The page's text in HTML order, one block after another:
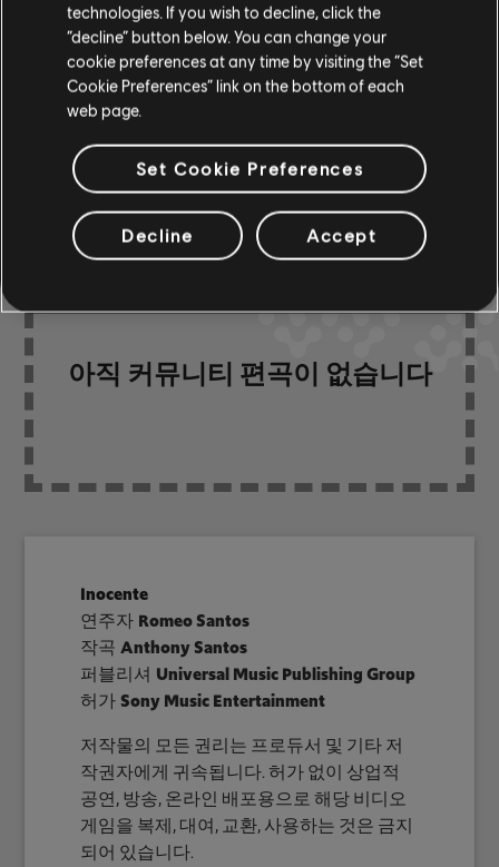
코드 표 ARCHI
표-1
커뮤니티 편곡
아직 커뮤니티 편곡이 없습니다
Inocente
연주자 Romeo Santos
작곡 Anthony Santos
퍼블리셔 Universal Music Publishing Group
허가Sony Music Entertainment
저작물의 모든 권리는 프로듀서 및 기타 저
작권자에게 귀속됩니다. 허가 없이 상업적
공연, 방송, 온라인 배포용으로 해당 비디오
게임을 복제, 대여, 교환, 사용하는 것은 금지
되어 있습니다.
technologies. If you wish to decline, click the
“decline” button below. You can change your
cookie preferences at any time by visiting the “Set
Cookie Preferences” link on the bottom of each
web page.
Set Cookie Preferences
Decline Accept